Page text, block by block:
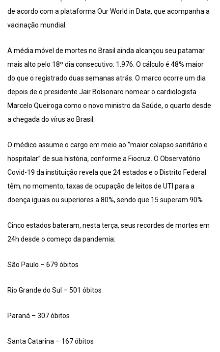
de acordo com a plataforma Our World in Data, que acompanha a
vacinação mundial.
A média móvel de mortes no Brasil ainda alcançou seu patamar
mais alto pelo 18º dia consecutivo: 1.976. O cálculo é 48% maior
do que o registrado duas semanas atrás. O marco ocorre um dia
depois de o presidente Jair Bolsonaro nomear o cardiologista
Marcelo Queiroga como o novo ministro da Saúde, o quarto desde
a chegada do vírus ao Brasil.
O médico assume o cargo em meio ao “maior colapso sanitário e
hospitalar” de sua história, conforme a Fiocruz. O Observatório
Covid-19 da instituição revela que 24 estados e o Distrito Federal
têm, no momento, taxas de ocupação de leitos de UTI para a
doença iguais ou superiores a 80%, sendo que 15 superam 90%.
Cinco estados bateram, nesta terça, seus recordes de mortes em
24h desde o começo da pandemia:
São Paulo – 679 óbitos
Rio Grande do Sul – 501 óbitos
Paraná – 307 óbitos
Santa Catarina – 167 óbitos